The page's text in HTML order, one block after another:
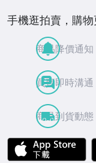
手機逛拍賣，購
商品降價通知
買賣即時溝通
商品到貨動態